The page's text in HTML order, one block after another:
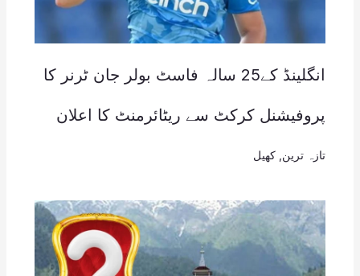
انگلینڈ کے25 سالہ فاسٹ بولر جان ٹرنر کا
پروفیشنل کرکٹ سے ریٹائرمنٹ کا اعلان
تازہ ترین کھیل